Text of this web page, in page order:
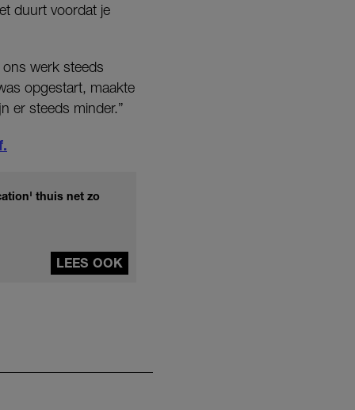
duurt voordat je
werk steeds
opgestart, maakte
er steeds minder.”
thuis net zo
LEES OOK